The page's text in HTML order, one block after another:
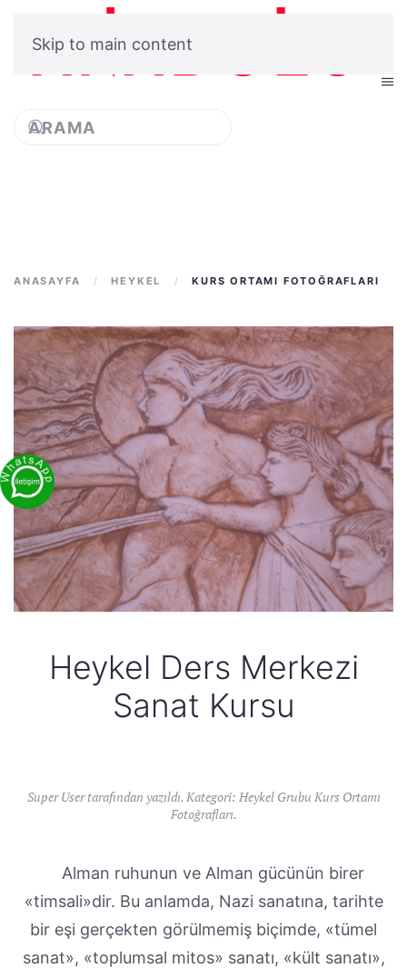
Skip to main content
ANASAYFA HEYKEL KURS ORTAMI FOTOĞRAFLARI
Heykel Ders Merkezi
Sanat Kursu
Super User tarafından yazıldı. Kategori: Heykel Grubu Kurs Ortamı
Fotoğrafları.
Alman ruhunun ve Alman gücünün birer
«timsali»dir. Bu anlamda, Nazi sanatına, tarihte
bir eşi gerçekten görülmemiş biçimde, «tümel
sanat», «toplumsal mitos» sanatı, «kült sanatı»,